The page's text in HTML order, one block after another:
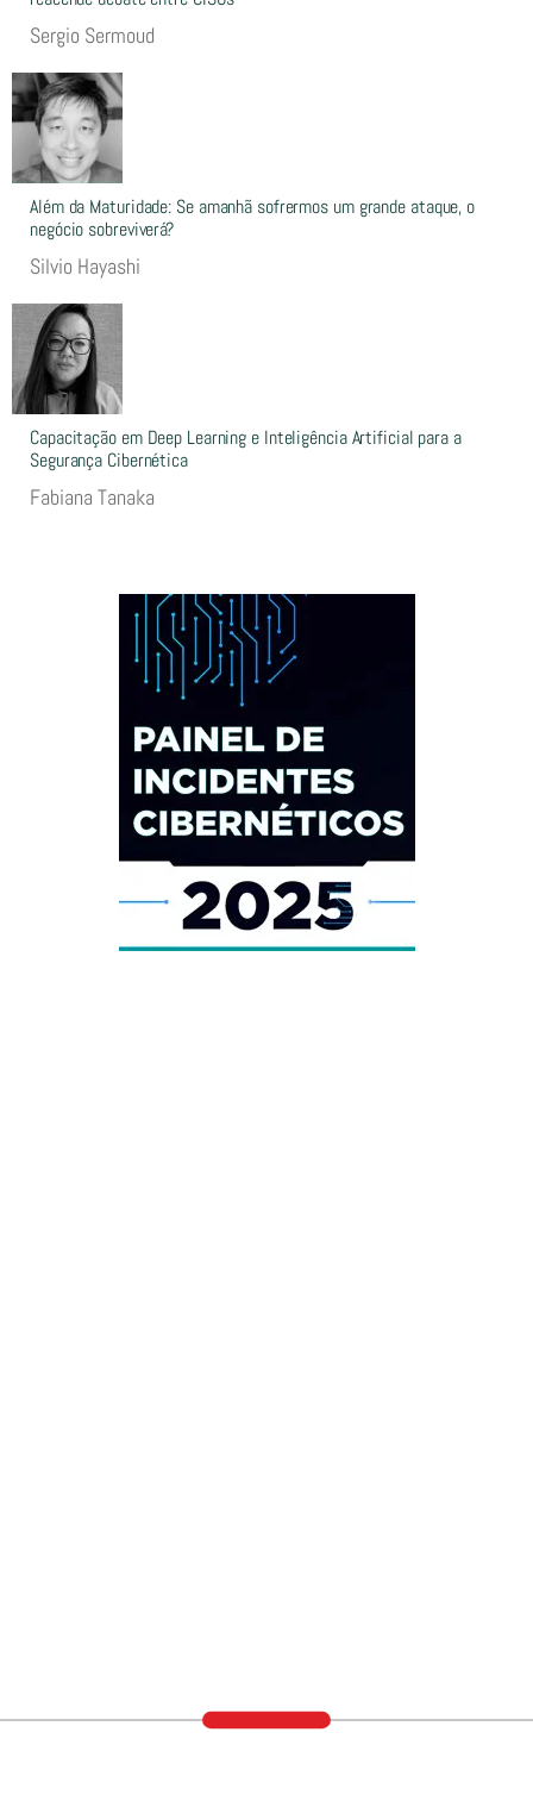
Sergio Sermoud
Além da Maturidade: Se amanhã sofrermos um grande ataque, o
negócio sobreviverá?
Silvio Hayashi
Capacitação em Deep Learning e Inteligência Artificial para a
Segurança Cibernética
Fabiana Tanaka